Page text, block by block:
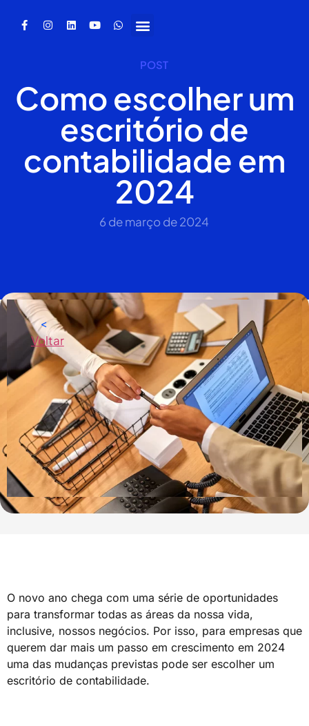
<
Voltar
POST
Como escolher um
escritório de
contabilidade em
2024
6 de março de 2024
O novo ano chega com uma série de oportunidades
para transformar todas as áreas da nossa vida,
inclusive, nossos negócios. Por isso, para empresas que
querem dar mais um passo em crescimento em 2024
uma das mudanças previstas pode ser escolher um
escritório de contabilidade.